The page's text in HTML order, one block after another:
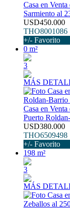
Casa en
Sarmiento al
USD450.000
THO8001086
+/- Favorito
0 m²
3
MÁS
Casa en
Puerto
USD380.000
THO6509498
+/- Favorito
198 m²
3
MÁS